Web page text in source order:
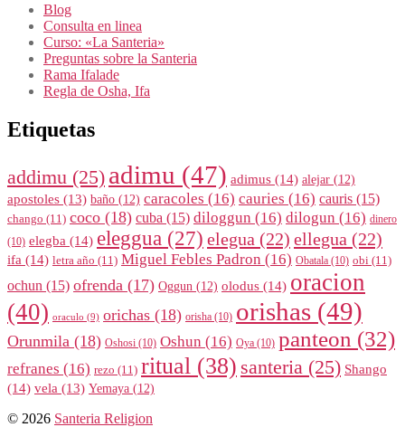
Blog
Consulta en linea
Curso: «La Santeria»
Preguntas sobre la Santeria
Rama Ifalade
Regla de Osha, Ifa
Etiquetas
addimu (25) adimu (47) adimus (14) alejar (12)
apostoles (13) baño (12) caracoles (16) cauries (16) cauris (15)
chango (11) coco (18) cuba (15) diloggun (16) dilogun (16) dinero
(10) elegba (14) eleggua (27) elegua (22) ellegua (22)
ifa (14) letra año (11) Miguel Febles Padron (16) Obatala (10) obi (11)
ochun (15) ofrenda (17) Oggun (12) olodus (14) oracion
(40) oraculo (9) orichas (18) orisha (10) orishas (49)
Orunmila (18) Oshosi (10) Oshun (16) Oya (10) panteon (32)
refranes (16) rezo (11) ritual (38) santeria (25) Shango
(14) vela (13) Yemaya (12)
© 2026 Santeria Religion